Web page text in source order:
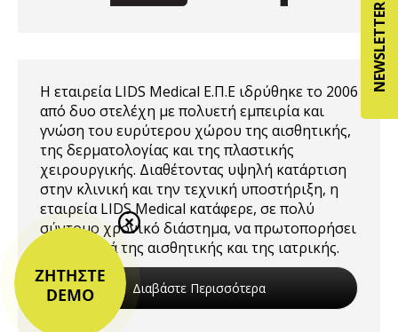
Η εταιρεία LIDS Medical Ε.Π.Ε ιδρύθηκε το 2006
από δυο στελέχη με πολυετή εμπειρία και
γνώση του ευρύτερου χώρου της αισθητικής,
της δερματολογίας και της πλαστικής
χειρουργικής. Διαθέτοντας υψηλή κατάρτιση
στην κλινική και την τεχνική υποστήριξη, η
εταιρεία LIDS Medical κατάφερε, σε πολύ
σύντομο χρονικό διάστημα, να πρωτοπορήσει
στην αγορά της αισθητικής και της ιατρικής.
Διαβάστε Περισσότερα
NEWSLETTER